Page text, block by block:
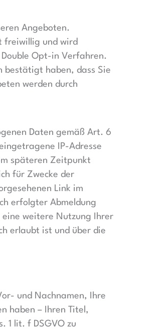
Angeboten.
freiwillig und wird
Opt-in Verfahren.
bestätigt haben, dass Sie
werden durch
Daten gemäß Art. 6
IP-Adresse
späteren Zeitpunkt
für Zwecke der
Link im
erfolgter Abmeldung
weitere Nutzung Ihrer
erlaubt ist und über die
und Nachnamen, Ihre
haben – Ihren Titel,
1 lit. f DSGVO zu